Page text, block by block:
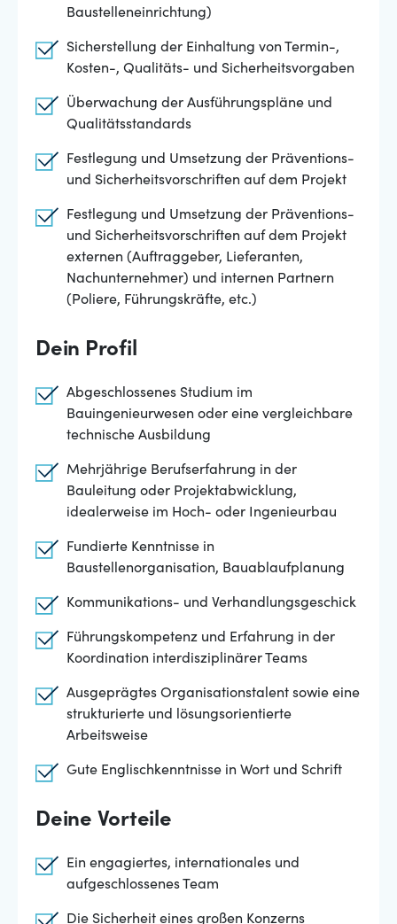
Baustelleneinrichtung)
Sicherstellung der Einhaltung von Termin-,
Kosten-, Qualitäts- und Sicherheitsvorgaben
Überwachung der Ausführungspläne und
Qualitätsstandards
Festlegung und Umsetzung der Präventions-
und Sicherheitsvorschriften auf dem Projekt
Festlegung und Umsetzung der Präventions-
und Sicherheitsvorschriften auf dem Projekt
externen (Auftraggeber, Lieferanten,
Nachunternehmer) und internen Partnern
(Poliere, Führungskräfte, etc.)
Dein Profil
Abgeschlossenes Studium im
Bauingenieurwesen oder eine vergleichbare
technische Ausbildung
Mehrjährige Berufserfahrung in der
Bauleitung oder Projektabwicklung,
idealerweise im Hoch- oder Ingenieurbau
Fundierte Kenntnisse in
Baustellenorganisation, Bauablaufplanung
Kommunikations- und Verhandlungsgeschick
Führungskompetenz und Erfahrung in der
Koordination interdisziplinärer Teams
Ausgeprägtes Organisationstalent sowie eine
strukturierte und lösungsorientierte
Arbeitsweise
Gute Englischkenntnisse in Wort und Schrift
Deine Vorteile
Ein engagiertes, internationales und
aufgeschlossenes Team
Die Sicherheit eines großen Konzerns